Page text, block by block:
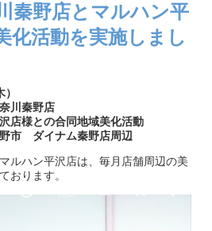
秦野店とマルハン平
化活動を実施しまし
）
川秦野店
店様との合同地域美化活動
市 ダイナム秦野店周辺
ルハン平沢店は、毎月店舗周辺の美
おります。